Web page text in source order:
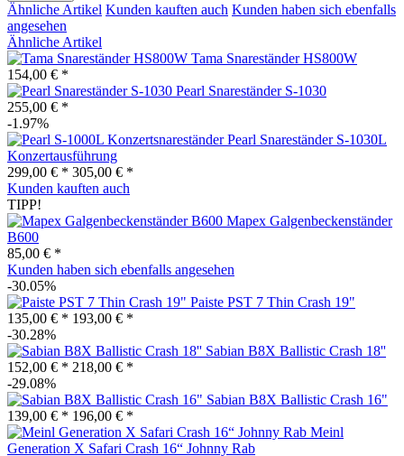
Ähnliche Artikel Kunden kauften auch Kunden haben sich ebenfalls
angesehen
Ähnliche Artikel
Tama Snareständer HS800W
154,00 € *
Pearl Snareständer S-1030
255,00 € *
-1.97%
Pearl Snareständer S-1030L
Konzertausführung
299,00 € * 305,00 € *
Kunden kauften auch
TIPP!
Mapex Galgenbeckenständer
B600
85,00 € *
Kunden haben sich ebenfalls angesehen
-30.05%
Paiste PST 7 Thin Crash 19"
135,00 € * 193,00 € *
-30.28%
Sabian B8X Ballistic Crash 18''
152,00 € * 218,00 € *
-29.08%
Sabian B8X Ballistic Crash 16"
139,00 € * 196,00 € *
Meinl
Generation X Safari Crash 16“ Johnny Rab